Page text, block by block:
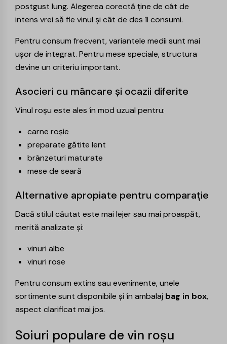
postgust lung. Alegerea corectă ține de cât de
intens vrei să fie vinul și cât de des îl consumi.
Pentru consum frecvent, variantele medii sunt mai
ușor de integrat. Pentru mese speciale, structura
devine un criteriu important.
Asocieri cu mâncare și ocazii diferite
Vinul roșu este ales în mod uzual pentru:
carne roșie
preparate gătite lent
brânzeturi maturate
mese de seară
Alternative apropiate pentru comparație
Dacă stilul căutat este mai lejer sau mai proaspăt,
merită analizate și:
vinuri albe
vinuri rose
Pentru consum extins sau evenimente, unele
sortimente sunt disponibile și în ambalaj bag in box,
aspect clarificat mai jos.
Soiuri populare de vin roșu